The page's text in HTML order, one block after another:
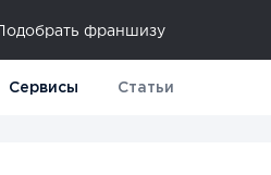
Подобрать франшизу
Сервисы Статьи